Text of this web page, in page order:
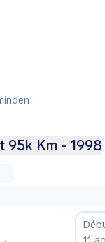
95k Km - 1998